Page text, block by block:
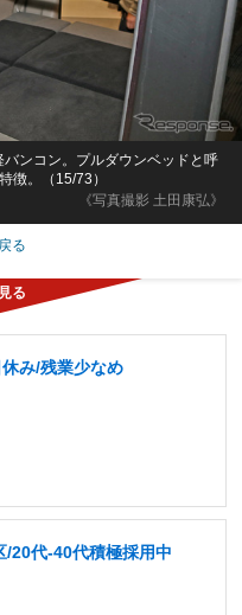
《写真撮影 土田康弘》
ンコン。プルダウンベッドと呼
徴。（15/73）
る
み/残業少なめ
/20代-40代積極採用中